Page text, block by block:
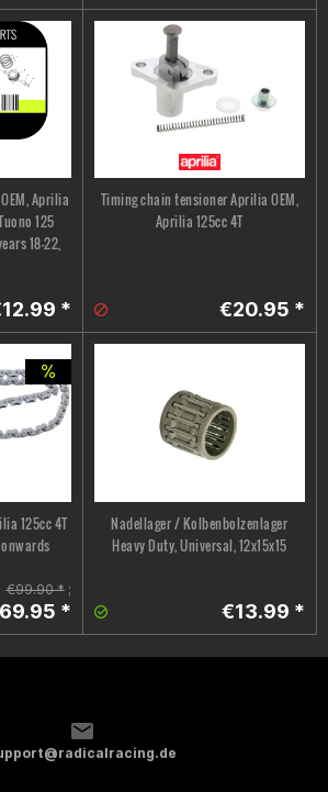
Aprilia
125
18-22,
*
Timing chain tensioner Aprilia OEM,
Aprilia 125cc 4T
€20.95 *
125cc 4T
€99.90 *;
*
Nadellager / Kolbenbolzenlager
Heavy Duty, Universal, 12x15x15
€13.99 *